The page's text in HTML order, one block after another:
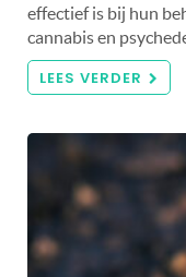
effectief is bij hun
cannabis en
LEES VERDER